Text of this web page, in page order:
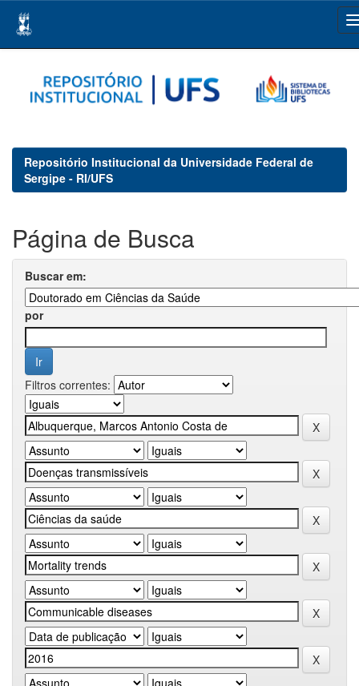
navigation
Repositório Institucional da Universidade Federal de
Sergipe - RI/UFS
Página de Busca
Buscar em:
por
Filtros correntes: